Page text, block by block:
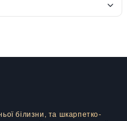
білизни, та шкарпетко-